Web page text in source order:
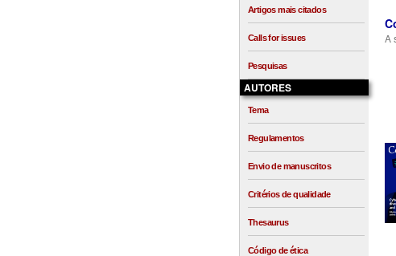
Artigos mais citados
Calls for issues
Pesquisas
AUTORES
Tema
Regulamentos
Envio de manuscritos
Critérios de qualidade
Thesaurus
Código de ética
A